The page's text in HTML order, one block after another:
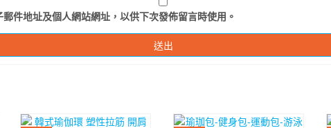
件地址及個人網站網址，以供下次發佈留言時使用。